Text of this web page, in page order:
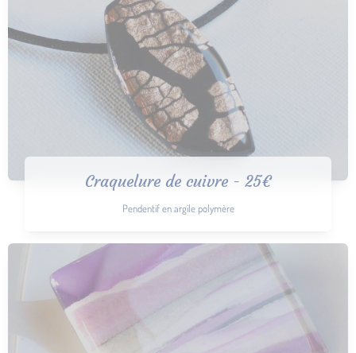
Craquelure de cuivre - 25€
Pendentif en argile polymère